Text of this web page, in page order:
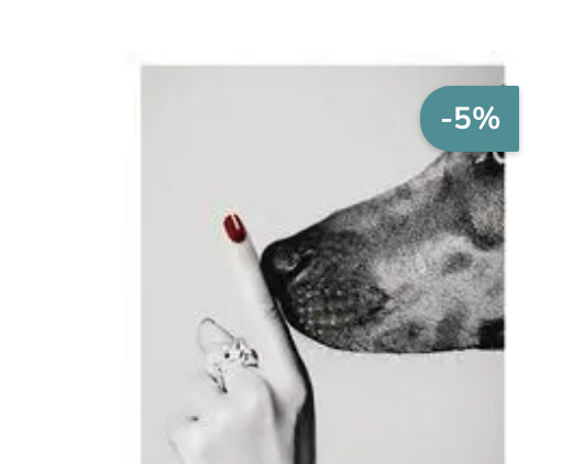
-5%